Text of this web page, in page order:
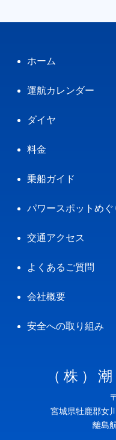
ホーム
運航カレンダー
ダイヤ
料金
乗船ガイド
パワースポットめぐ
交通アクセス
よくあるご質問
会社概要
安全への取り組み
（株）
宮城県牡鹿郡女
離島